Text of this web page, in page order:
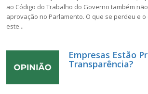
ao Código do Trabalho do Governo também
aprovação no Parlamento. O que se perdeu e
este...
Empresas Estão
Transparência?